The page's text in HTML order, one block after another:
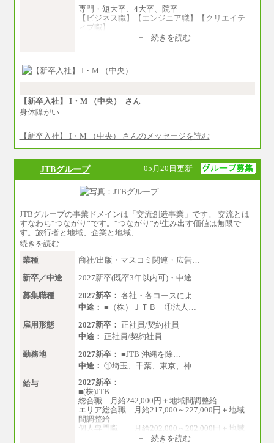
専門・短大卒、4大卒、院卒
【ビジネス職】【エンジニア職】【クリエイテ
ィブ職】
①月給：270,000円～320,000円
⑤⑥月給：225,000円～300,000円
※試用期間中も給与に変更はございません。
+ 続きを読む
【新卒入社】 I・M （中央） さん
身体障がい
【新卒入社】 I・M （中央） さんのメッセージを読む
JTBグループ 05月20日更新
JTBグループの事業ドメインは「交流創造事業」です。 交流とは
すなわち“つながり”です。“つながり”が生み出す価値は無限で
す。旅行者と地域、企業と地域、…
続きを読む
業種
商社/出版・マスコミ関連・広告…
新卒／中途
2027新卒(既卒3年以内可)・中途
募集職種
2027新卒： 各社・各コースによ…
中途： ■（株）ＪＴＢ ①法人…
雇用形態
2027新卒： 正社員/契約社員
中途： 正社員/契約社員
勤務地
2027新卒： ■JTB 沖縄を除…
中途： ①埼玉、千葉、東京、神…
給与
2027新卒：
■(株)JTB
総合職 月給242,000円＋地域間調整給
エリア総合職 月給217,000～227,000円＋地域
間調整給
個人専門職 月給202,000～202,000円＋地域
+ 続きを読む